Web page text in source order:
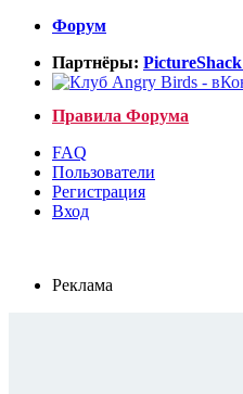
Форум
Партнёры: PictureShack
Правила Форума
FAQ
Пользователи
Регистрация
Вход
Реклама